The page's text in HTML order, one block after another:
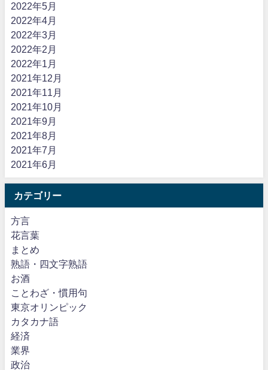
2022年5月
2022年4月
2022年3月
2022年2月
2022年1月
2021年12月
2021年11月
2021年10月
2021年9月
2021年8月
2021年7月
2021年6月
カテゴリー
方言
花言葉
まとめ
熟語・四文字熟語
お酒
ことわざ・慣用句
東京オリンピック
カタカナ語
経済
業界
政治